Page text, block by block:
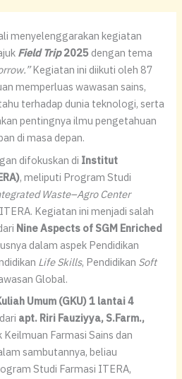
menyelenggarakan kegiatan
Field Trip2025 dengan tema
Kegiatan ini diikuti oleh 87
memperluas wawasan sains,
terhadap dunia teknologi, serta
pentingnya ilmu pengetahuan
di masa depan.
difokuskan di Institut
, meliputi Program Studi
Waste–Agro Center
Kegiatan ini menjadi salah
Nine Aspects of SGM Enriched
dalam aspek Pendidikan
Life Skills, Pendidikan Soft
Global.
Umum (GKU) 1 lantai 4
apt. Riri Fauziyya, S.Farm.,
Farmasi Sains dan
sambutannya, beliau
Studi Farmasi ITERA,